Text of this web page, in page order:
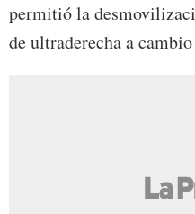
permitió la
de ultraderecha a